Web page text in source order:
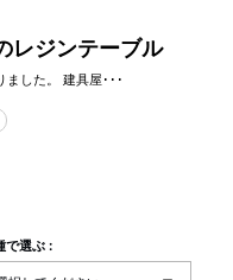
ジンテーブル
した。 建具屋･･･
で選ぶ :